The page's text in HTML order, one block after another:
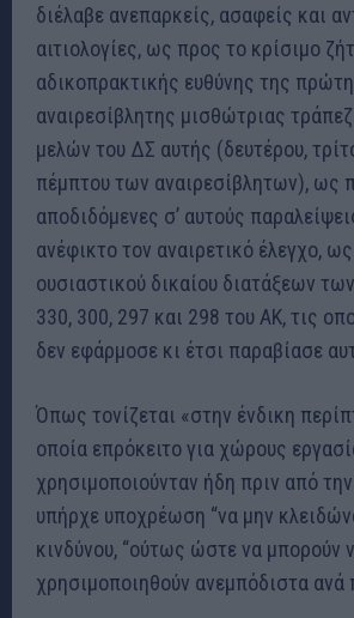
διέλαβε ανεπαρκείς, ασαφείς και
αιτιολογίες, ως προς το κρίσιμο
αδικοπρακτικής ευθύνης της
αναιρεσίβλητης μισθώτριας
μελών του ΔΣ αυτής (δευτέρου,
πέμπτου των αναιρεσίβλητων), ως
αποδιδόμενες σ’ αυτούς
ανέφικτο τον αναιρετικό έλεγχο,
ουσιαστικού δικαίου διατάξεων
330, 300, 297 και 298 του ΑΚ, τις
δεν εφάρμοσε κι έτσι παραβίασε
Όπως τονίζεται «στην ένδικη
οποία επρόκειτο για χώρους
χρησιμοποιούνταν ήδη πριν από
υπήρχε υποχρέωση “να μην
κινδύνου, “ούτως ώστε να μπορούν
χρησιμοποιηθούν ανεμπόδιστα ανά